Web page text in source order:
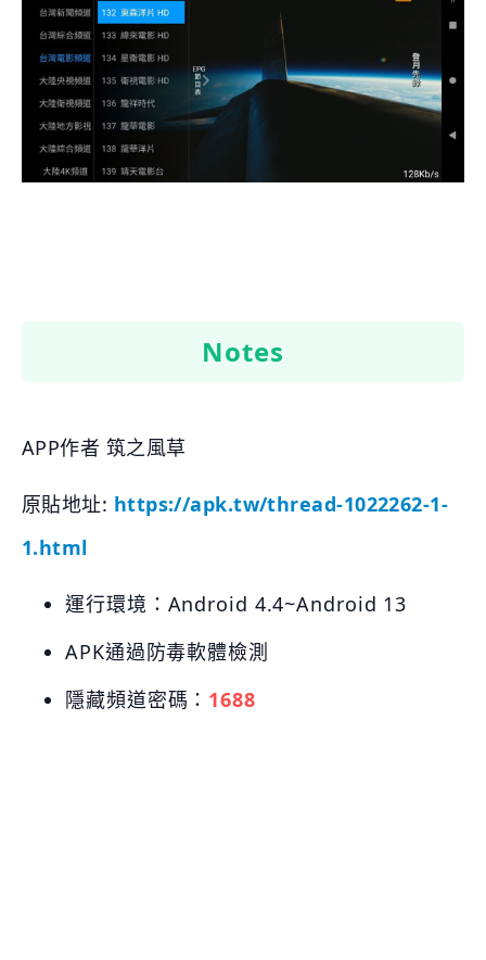
Notes
APP作者 筑之風草
原貼地址: https://apk.tw/thread-1022262-1-
1.html
運行環境：Android 4.4~Android 13
APK通過防毒軟體檢測
隱藏頻道密碼： 1688